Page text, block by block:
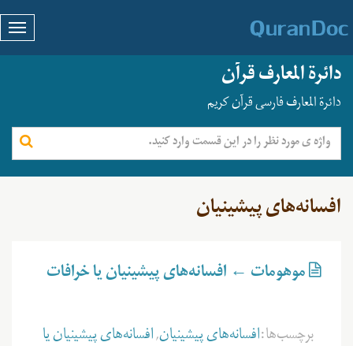
دائرة المعارف قرآن
دائرة المعارف فارسی قرآن کریم
افسانه‌های پیشینیان
موهومات ← افسانه‌های پیشینیان یا خرافات
برچسب‌ها:افسانه‌های پیشینیان, افسانه‌های پیشینیان یا